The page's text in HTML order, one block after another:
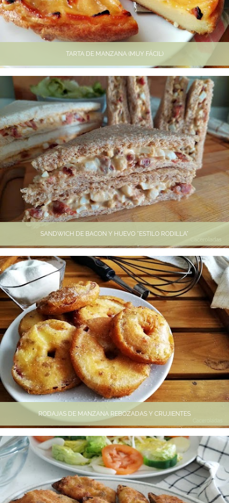
TARTA DE MANZANA (MUY FÁCIL)
SANDWICH DE BACON Y HUEVO "ESTILO RODILLA"
RODAJAS DE MANZANA REBOZADAS Y CRUJIENTES